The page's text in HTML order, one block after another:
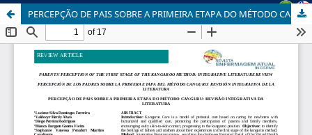
PERCEPÇÃO DE PAIS SOBRE A PRIMEIRA ETAPA DO MÉTODO CANGURU: REVISÃO INTEGRATIVA DA LITERATURA